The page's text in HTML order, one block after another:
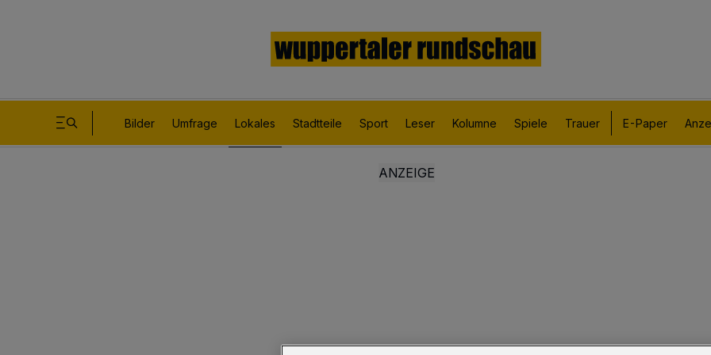
Bilder Umfrage Lokales Stadtteile Sport Leser Kolumne Spiele Trauer E-Paper